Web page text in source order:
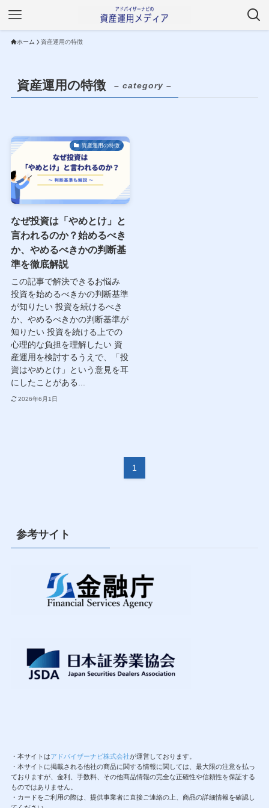
ホーム 資産運用の特徴
資産運用の特徴 – category –
資産運用の特徴
なぜ投資は「やめとけ」と
言われるのか？始めるべき
か、やめるべきかの判断基
準を徹底解説
この記事で解決できるお悩み
投資を始めるべきかの判断基準
が知りたい 投資を続けるべき
か、やめるべきかの判断基準が
知りたい 投資を続ける上での
心理的な負担を理解したい 資
産運用を検討するうえで、「投
資はやめとけ」という意見を耳
にしたことがある...
2026年6月1日
1
参考サイト
・本サイトはアドバイザーナビ株式会社が運営しております。
・本サイトに掲載される他社の商品に関する情報に関しては、最大限の注意を払っ
ておりますが、金利、手数料、その他商品情報の完全な正確性や信頼性を保証する
ものではありません。
・カードをご利用の際は、提供事業者に直接ご連絡の上、商品の詳細情報を確認し